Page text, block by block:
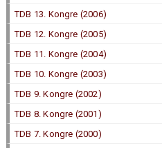
TDB 13. Kongre (2006)
TDB 12. Kongre (2005)
TDB 11. Kongre (2004)
TDB 10. Kongre (2003)
TDB 9. Kongre (2002)
TDB 8. Kongre (2001)
TDB 7. Kongre (2000)